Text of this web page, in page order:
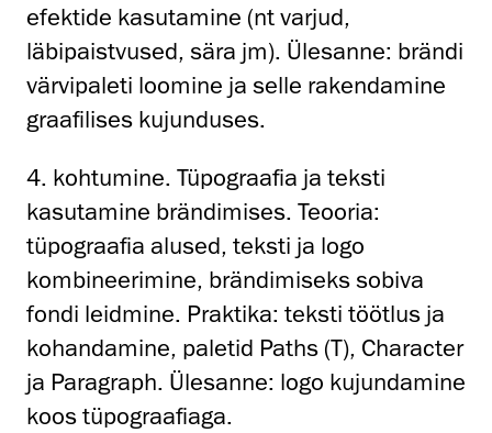
efektide kasutamine (nt varjud,
läbipaistvused, sära jm). Ülesanne: brändi
värvipaleti loomine ja selle rakendamine
graafilises kujunduses.
4. kohtumine. Tüpograafia ja teksti
kasutamine brändimises. Teooria:
tüpograafia alused, teksti ja logo
kombineerimine, brändimiseks sobiva
fondi leidmine. Praktika: teksti töötlus ja
kohandamine, paletid Paths (T), Character
ja Paragraph. Ülesanne: logo kujundamine
koos tüpograafiaga.